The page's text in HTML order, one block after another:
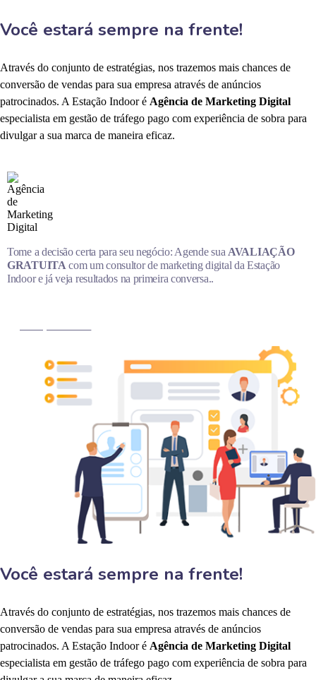
Você estará sempre na frente!
Através do conjunto de estratégias, nos trazemos mais chances de
conversão de vendas para sua empresa através de anúncios
patrocinados. A Estação Indoor é Agência de Marketing Digital
especialista em gestão de tráfego pago com experiência de sobra para
divulgar a sua marca de maneira eficaz.
Tome a decisão certa para seu negócio: Agende sua AVALIAÇÃO
GRATUITA com um consultor de marketing digital da Estação
Indoor e já veja resultados na primeira conversa..
Você estará sempre na frente!
Através do conjunto de estratégias, nos trazemos mais chances de
conversão de vendas para sua empresa através de anúncios
patrocinados. A Estação Indoor é Agência de Marketing Digital
especialista em gestão de tráfego pago com experiência de sobra para